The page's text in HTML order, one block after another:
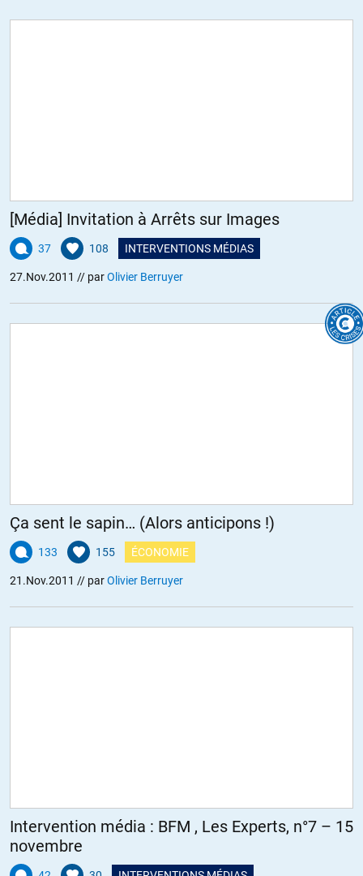
[Média] Invitation à Arrêts sur Images
37 108 INTERVENTIONS MÉDIAS
27.Nov.2011 // parOlivier Berruyer
Ça sent le sapin… (Alors anticipons !)
133 155 ÉCONOMIE
21.Nov.2011 // parOlivier Berruyer
Intervention média : BFM , Les Experts, n°7 – 15
novembre